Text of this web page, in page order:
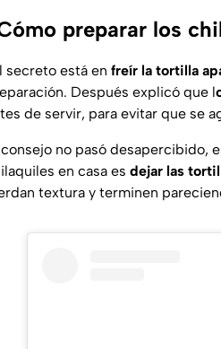
preparar los
secreto está en freír la tortilla
Después explicó que l
de servir, para evitar que se
no pasó desapercibido,
en casa es dejar las
textura y terminen